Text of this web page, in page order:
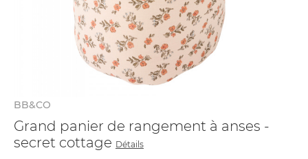
BB&CO
Grand panier de rangement à anses -
secret cottage Détails